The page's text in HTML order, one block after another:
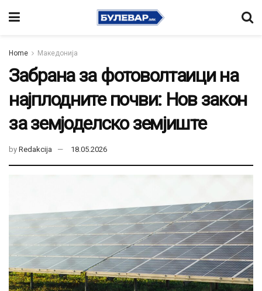
Home Македонија
Забрана за фотоволтаици на
најплодните почви: Нов закон
за земјоделско земјиште
by Redakcija 18.05.2026